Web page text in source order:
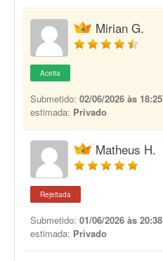
Mirian G.
Aceita
Submetido: 02/06/2026 às 18:25
estimada: Privado
Matheus H.
Rejeitada
Submetido: 01/06/2026 às 20:38
estimada: Privado